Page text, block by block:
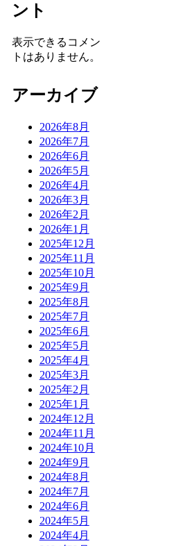
ント
表示できるコメン
トはありません。
アーカイブ
2026年8月
2026年7月
2026年6月
2026年5月
2026年4月
2026年3月
2026年2月
2026年1月
2025年12月
2025年11月
2025年10月
2025年9月
2025年8月
2025年7月
2025年6月
2025年5月
2025年4月
2025年3月
2025年2月
2025年1月
2024年12月
2024年11月
2024年10月
2024年9月
2024年8月
2024年7月
2024年6月
2024年5月
2024年4月